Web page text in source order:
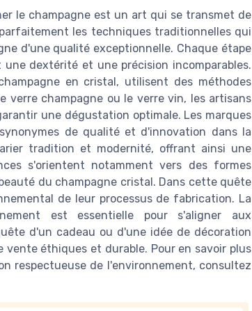
le champagne est un art qui se transmet de
les techniques traditionnelles qui
d'une qualité exceptionnelle. Chaque étape
dextérité et une précision incomparables.
en cristal, utilisent des méthodes
verre champagne ou le verre vin, les artisans
une dégustation optimale. Les marques
de qualité et d'innovation dans la
tradition et modernité, offrant ainsi une
s'orientent notamment vers des formes
du champagne cristal. Dans cette quête
de leur processus de fabrication. La
est essentielle pour s'aligner aux
d'un cadeau ou d'une idée de décoration
éthiques et durable. Pour en savoir plus
respectueuse de l'environnement, consultez